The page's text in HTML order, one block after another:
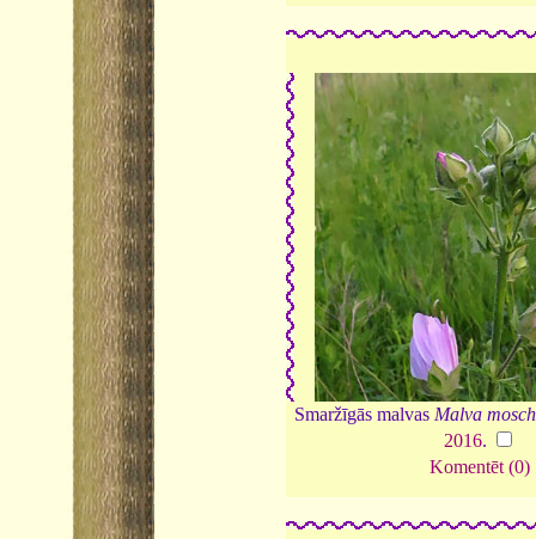
Smaržīgās malvas Malva
2016.
Komentēt (0)